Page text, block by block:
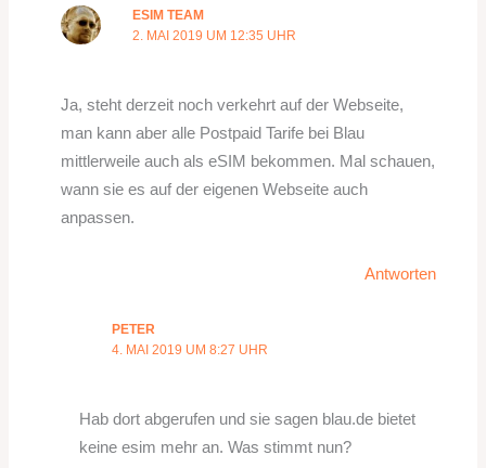
ESIM TEAM
2. MAI 2019 UM 12:35 UHR
Ja, steht derzeit noch verkehrt auf der Webseite,
man kann aber alle Postpaid Tarife bei Blau
mittlerweile auch als eSIM bekommen. Mal schauen,
wann sie es auf der eigenen Webseite auch
anpassen.
Antworten
PETER
4. MAI 2019 UM 8:27 UHR
Hab dort abgerufen und sie sagen blau.de bietet
keine esim mehr an. Was stimmt nun?